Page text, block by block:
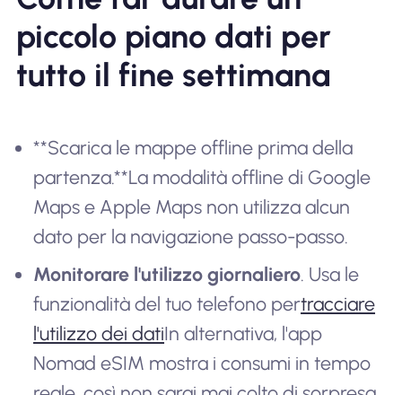
piccolo piano dati per
tutto il fine settimana
**Scarica le mappe offline prima della
partenza.**La modalità offline di Google
Maps e Apple Maps non utilizza alcun
dato per la navigazione passo-passo.
Monitorare l'utilizzo giornaliero. Usa le
funzionalità del tuo telefono pertracciare
l'utilizzo dei datiIn alternativa, l'app
Nomad eSIM mostra i consumi in tempo